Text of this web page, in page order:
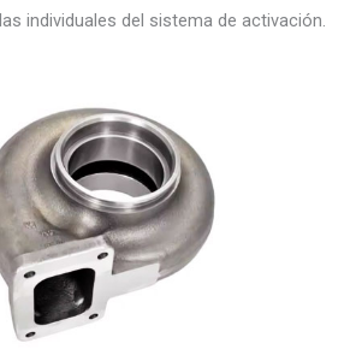
individuales del sistema de activación.